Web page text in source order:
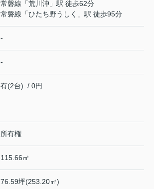
常磐線 「荒川沖 」駅 徒歩62分
常磐線 「ひたち野うしく 」駅 徒歩95分
-
-
有(2台) / 0円
所有権
115.66㎡
76.59坪(253.20㎡)